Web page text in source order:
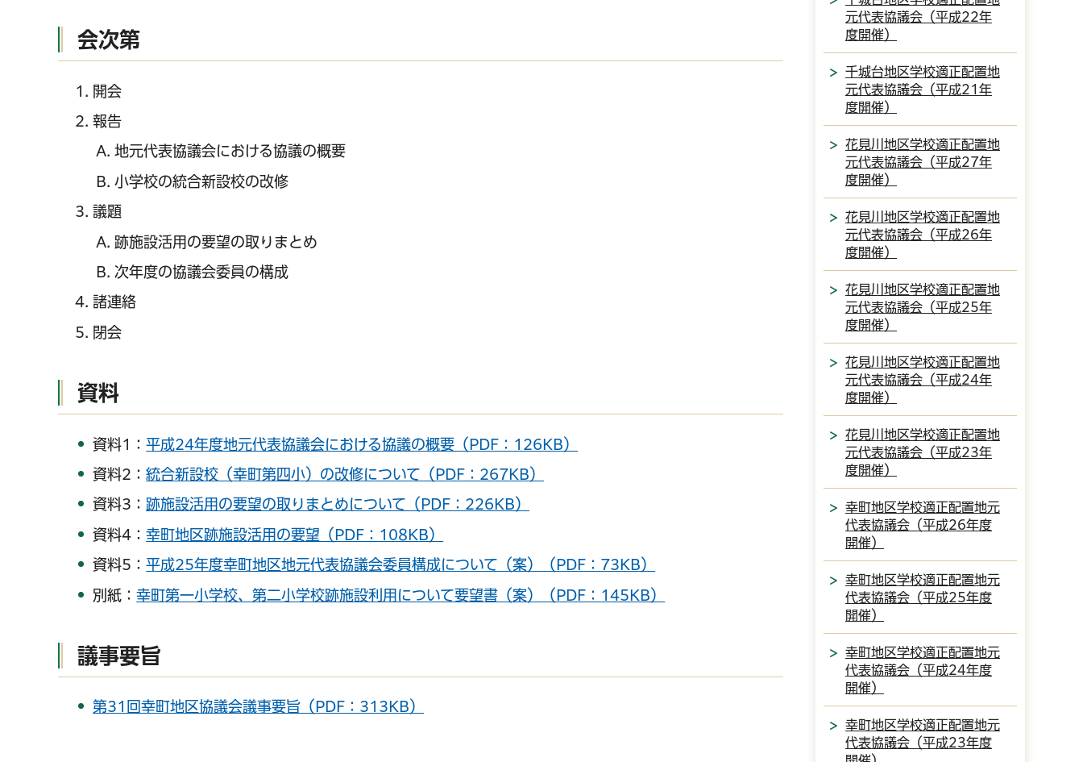
会次第
開会
報告
地元代表協議会における協議の概要
小学校の統合新設校の改修
議題
跡施設活用の要望の取りまとめ
次年度の協議会委員の構成
諸連絡
閉会
資料
資料1：平成24年度地元代表協議会における協議の概要（PDF：126KB）
資料2：統合新設校（幸町第四小）の改修について（PDF：267KB）
資料3： 跡施設活用の要望の取りまとめについて（PDF：226KB）
資料4：幸町地区跡施設活用の要望（PDF：108KB）
資料5：平成25年度幸町地区地元代表協議会委員構成について（案）（PDF：73KB）
別紙：幸町第一小学校、第二小学校跡施設利用について要望書（案）（PDF：145KB）
議事要旨
第31回幸町地区協議会議事要旨（PDF：313KB）
元代表協議会（平成22年
度開催）
千城台地区学校適正配置地
元代表協議会（平成21年
度開催）
花見川地区学校適正配置地
元代表協議会（平成27年
度開催）
花見川地区学校適正配置地
元代表協議会（平成26年
度開催）
花見川地区学校適正配置地
元代表協議会（平成25年
度開催）
花見川地区学校適正配置地
元代表協議会（平成24年
度開催）
花見川地区学校適正配置地
元代表協議会（平成23年
度開催）
幸町地区学校適正配置地元
代表協議会（平成26年度
開催）
幸町地区学校適正配置地元
代表協議会（平成25年度
開催）
幸町地区学校適正配置地元
代表協議会（平成24年度
開催）
幸町地区学校適正配置地元
代表協議会（平成23年度